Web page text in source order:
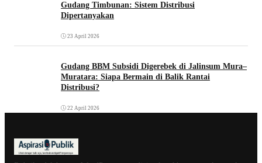
Gudang Timbunan: Sistem Distribusi
Dipertanyakan
23 April 2026
Gudang BBM Subsidi Digerebek di Jalinsum Mura–
Muratara: Siapa Bermain di Balik Rantai
Distribusi?
22 April 2026